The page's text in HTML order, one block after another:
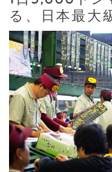
る、日本最大